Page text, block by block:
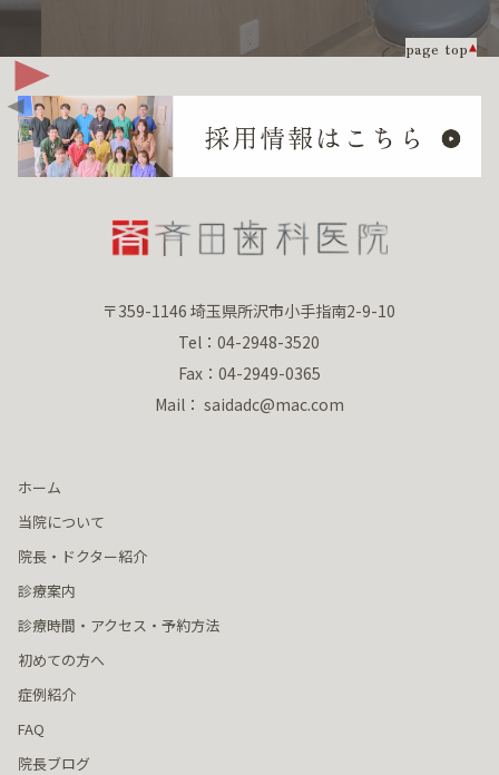
page top
〒359-1146 埼玉県所沢市小手指南2-9-10
Tel：04-2948-3520
Fax：04-2949-0365
Mail： saidadc@mac.com
ホーム
当院について
院長・ドクター紹介
診療案内
診療時間・アクセス・予約方法
初めての方へ
症例紹介
FAQ
院長ブログ